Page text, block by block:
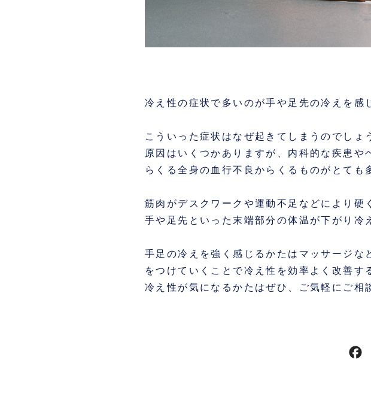
冷え性の症状で多いのが手や足先の冷えを感
こういった症状はなぜ起きてしまうのでしょ
原因はいくつかありますが、内科的な疾患
らくる全身の血行不良からくるものがとても
筋肉がデスクワークや運動不足などにより硬
手や足先といった末端部分の体温が下がり冷
手足の冷えを強く感じるかたはマッサージな
をつけていくことで冷え性を効率よく改善す
冷え性が気になるかたはぜひ、ご気軽にご相